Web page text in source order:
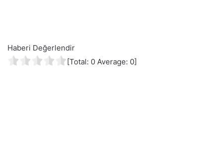
Haberi Değerlendir
[Total: 0 Average: 0]